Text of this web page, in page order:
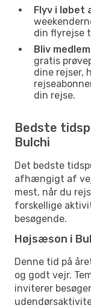
Flyv i løbet
din flyrejse
Bliv
gratis
dine rejser,
din rejse.
Bedste
Bulchi
Det bedste
afhængigt af
mest, når du
forskellige
besøgende.
Højsæson i
Denne tid på
og godt vejr.
inviterer